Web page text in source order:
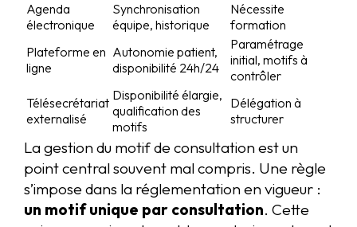
Agenda
électronique
Synchronisation
équipe, historique
Nécessite
formation
Plateforme en
ligne
Autonomie patient,
disponibilité 24h/24
Paramétrage
initial, motifs à
contrôler
Télésecrétariat
externalisé
Disponibilité élargie,
qualification des
motifs
Délégation à
structurer
La gestion du motif de consultation est un
point central souvent mal compris. Une règle
s’impose dans la réglementation en vigueur :
un motif unique par consultation. Cette